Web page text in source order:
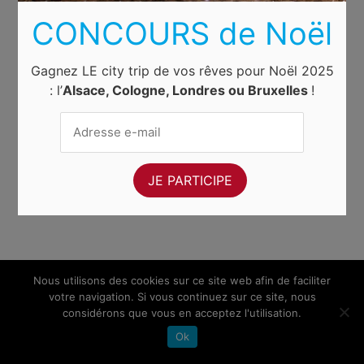
Nous utilisons des cookies sur ce site web afin de faciliter
votre navigation. Si vous continuez sur ce site, nous
considérons que vous en acceptez l'utilisation.
Ok
CONCOURS de Noël
Gagnez LE city trip de vos rêves pour Noël 2025
: l’Alsace, Cologne, Londres ou Bruxelles !